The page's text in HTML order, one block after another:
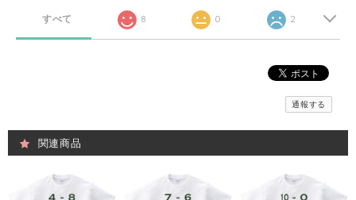
すべて 8 0 2
通報する
関連商品